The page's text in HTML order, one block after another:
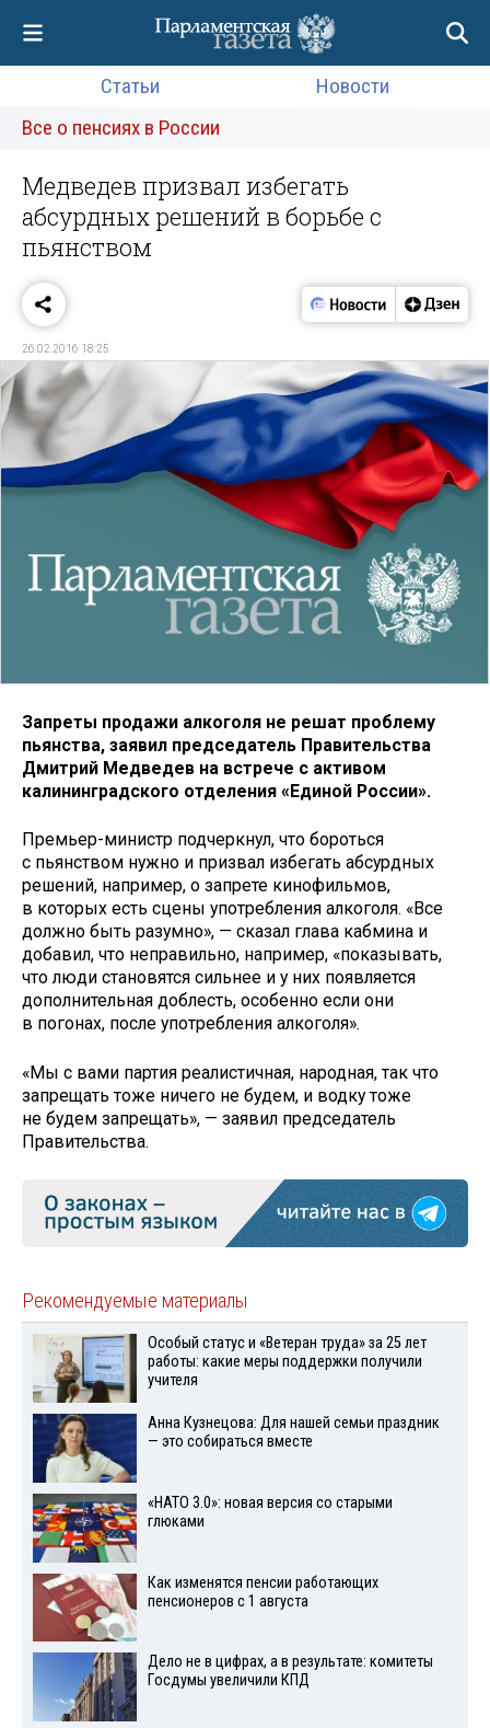
Статьи
Новости
Все о пенсиях в России
Медведев призвал избегать
абсурдных решений в борьбе с
пьянством
26.02.2016 18:25
Запреты продажи алкоголя не решат проблему
пьянства, заявил председатель Правительства
Дмитрий Медведев на встрече с активом
калининградского отделения «Единой России».
Премьер-министр подчеркнул, что бороться
с пьянством нужно и призвал избегать абсурдных
решений, например, о запрете кинофильмов,
в которых есть сцены употребления алкоголя. «Все
должно быть разумно», — сказал глава кабмина и
добавил, что неправильно, например, «показывать,
что люди становятся сильнее и у них появляется
дополнительная доблесть, особенно если они
в погонах, после употребления алкоголя».
«Мы с вами партия реалистичная, народная, так что
запрещать тоже ничего не будем, и водку тоже
не будем запрещать», — заявил председатель
Правительства.
Рекомендуемые материалы
Особый статус и «Ветеран труда» за 25 лет
работы: какие меры поддержки получили
учителя
Анна Кузнецова: Для нашей семьи праздник
— это собираться вместе
«НАТО 3.0»: новая версия со старыми
глюками
Как изменятся пенсии работающих
пенсионеров с 1 августа
Дело не в цифрах, а в результате: комитеты
Госдумы увеличили КПД